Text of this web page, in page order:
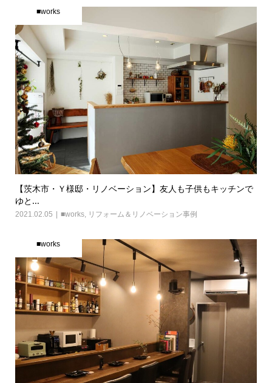
■works
【茨木市・Ｙ様邸・リノベーション】友人も子供もキッチンで
ゆと...
2021.02.05 ■works, リフォーム＆リノベーション事例
■works